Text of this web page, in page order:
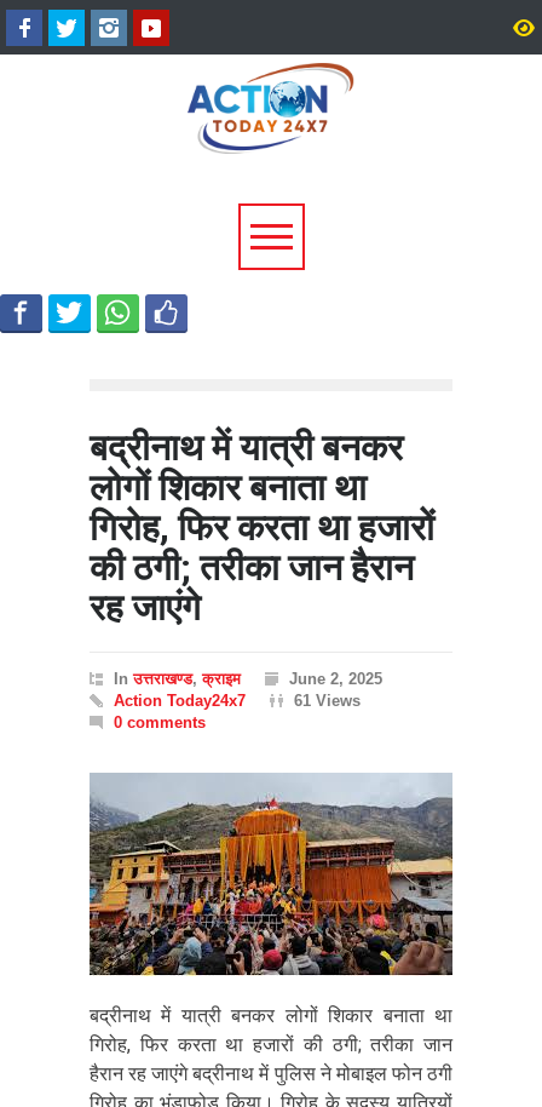
उत्तराखंड में बारिश का कहर:
यमुनोत्री और बदरीनाथ हाईवे पर
भूस्खलन, कई मार्ग बंद; श्रद्धालु और
बद्रीनाथ में यात्री बनकर
लोगों शिकार बनाता था
गिरोह, फि‍र करता था हजारों
की ठगी; तरीका जान हैरान
रह जाएंगे
Inउत्तराखण्ड,क्राइम
June 2, 2025
Action Today24x7
61 Views
0 comments
बद्रीनाथ में यात्री बनकर लोगों शिकार बनाता था
गिरोह, फि‍र करता था हजारों की ठगी; तरीका जान
हैरान रह जाएंगे बद्रीनाथ में पुलिस ने मोबाइल फोन ठगी